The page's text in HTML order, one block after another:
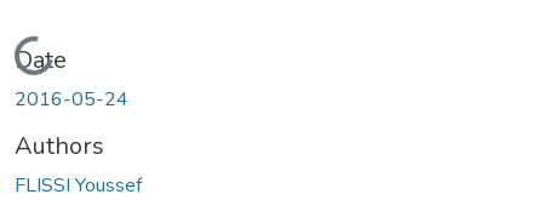
Loading...
Date
2016-05-24
Authors
FLISSI Youssef